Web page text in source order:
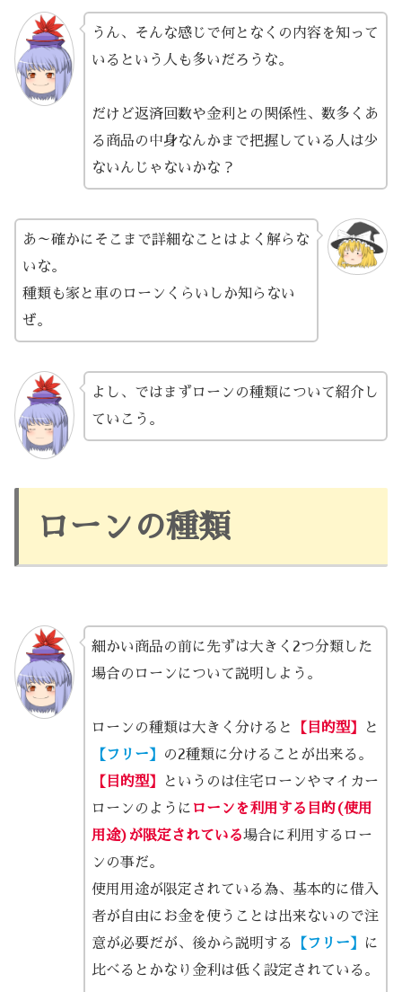
うん、そんな感じで何となくの内容を知って
いるという人も多いだろうな。
だけど返済回数や金利との関係性、数多くあ
る商品の中身なんかまで把握している人は少
ないんじゃないかな？
あ～確かにそこまで詳細なことはよく解らな
いな。
種類も家と車のローンくらいしか知らない
ぜ。
よし、ではまずローンの種類について紹介し
ていこう。
ローンの種類
細かい商品の前に先ずは大きく2つ分類した
場合のローンについて説明しよう。
ローンの種類は大きく分けると 【目的型】
と
【フリー】
の2種類に分けることが出来る。
【目的型】
というのは住宅ローンやマイカー
ローンのように ローンを利用する目的(使用
用途)が限定されている場合に利用するロー
ンの事だ。
使用用途が限定されている為、基本的に借入
者が自由にお金を使うことは出来ないので注
意が必要だが、後から説明する 【フリー】
に
比べるとかなり金利は低く設定されている。